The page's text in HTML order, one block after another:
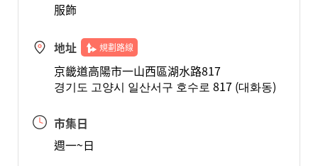
服飾
地址 規劃路線
京畿道高陽市一山西區湖水路817
경기도 고양시 일산서구 호수로 817 (대화동)
市集日
週一~日